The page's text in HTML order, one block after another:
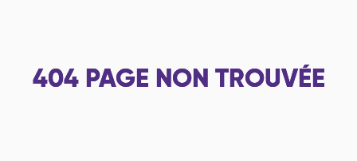
404 PAGE NON TROUVÉE